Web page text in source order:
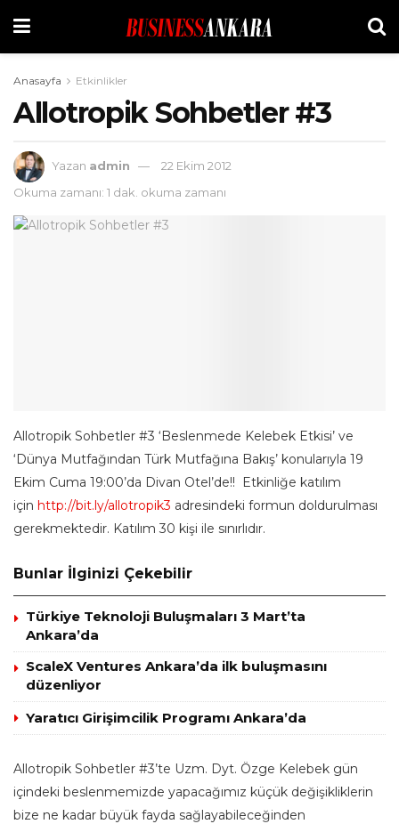
Anasayfa Etkinlikler
Allotropik Sohbetler #3
Yazan admin
22 Ekim 2012
Okuma zamanı: 1 dak. okuma zamanı
Allotropik Sohbetler #3 ‘Beslenmede Kelebek Etkisi’ ve
‘Dünya Mutfağından Türk Mutfağına Bakış’ konularıyla 19
Ekim Cuma 19:00’da Divan Otel’de!! Etkinliğe katılım
için http://bit.ly/allotropik3 adresindeki formun doldurulması
gerekmektedir. Katılım 30 kişi ile sınırlıdır.
Bunlar İlginizi Çekebilir
Türkiye Teknoloji Buluşmaları 3 Mart’ta
Ankara’da
ScaleX Ventures Ankara’da ilk buluşmasını
düzenliyor
Yaratıcı Girişimcilik Programı Ankara’da
Allotropik Sohbetler #3’te Uzm. Dyt. Özge Kelebek gün
içindeki beslenmemizde yapacağımız küçük değişikliklerin
bize ne kadar büyük fayda sağlayabileceğinden